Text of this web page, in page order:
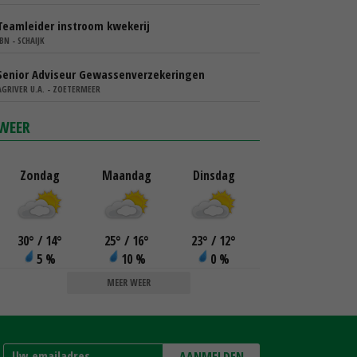
instroom kwekerij
- SCHAIJK
Adviseur Gewassenverzekeringen
U.A. - ZOETERMEER
Zondag
30° / 14°
5 %
Maandag
25° / 16°
10 %
Dinsdag
23° / 12°
0 %
MEER WEER